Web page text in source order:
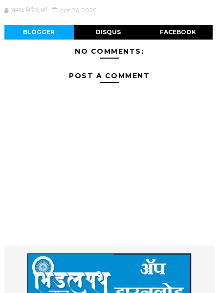
सम्यक मिलिंद सर्पे Apr 26, 2026
BLOGGER DISQUS FACEBOOK
NO COMMENTS:
POST A COMMENT